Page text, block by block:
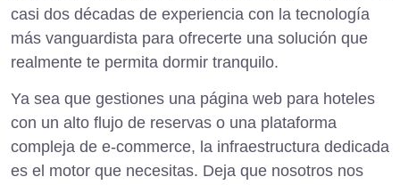
casi dos décadas de experiencia con la tecnología
más vanguardista para ofrecerte una solución que
realmente te permita dormir tranquilo.
Ya sea que gestiones una página web para hoteles
con un alto flujo de reservas o una plataforma
compleja de e-commerce, la infraestructura dedicada
es el motor que necesitas. Deja que nosotros nos